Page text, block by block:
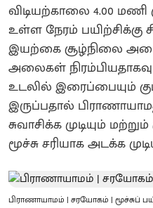
விடியற்காலை 4.00
உள்ள நேரம் பயிற்சிக்கு
இயற்கை சூழ்நிலை
அலைகள்
உடலில் இரைப்பையும்
இருப்பதால்
சுவாசிக்க முடியும்
மூச்சு சரியாக அடக்க
பிராணாயாமம் | சரயோகம் | மூச்சுப்